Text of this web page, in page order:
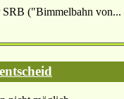
SRB ("Bimmelbahn von...